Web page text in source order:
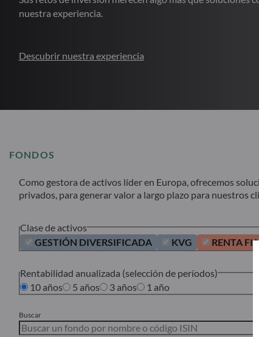
nuestra experiencia.
Descubrir nuestra experiencia
FONDOS
Como gestora de activos líder en Europa, ofrecemos
privados, para generar valor a largo plazo para nuestros
Clase de activos
GESTIÓN DIVERSIFICADA
KVG RENTA
Rentabilidad anualizada (selección de períodos)
10 años
5 años 3 años 1 año
Buscar